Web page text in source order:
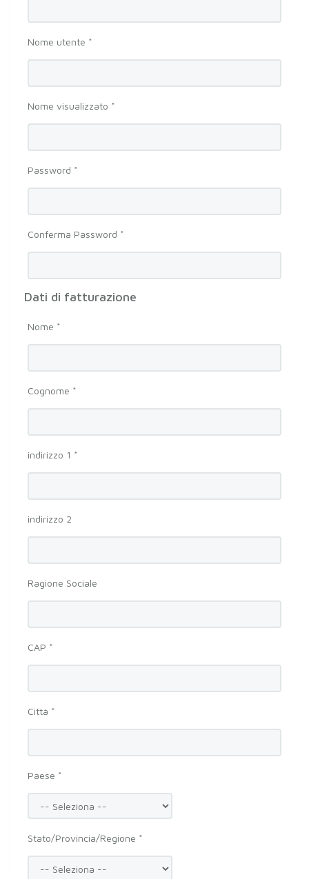
Nome utente *
Nome visualizzato *
Password *
Conferma Password *
Dati di fatturazione
Nome *
Cognome *
indirizzo 1 *
indirizzo 2
Ragione Sociale
CAP *
Città *
Paese *
Stato/Provincia/Regione *